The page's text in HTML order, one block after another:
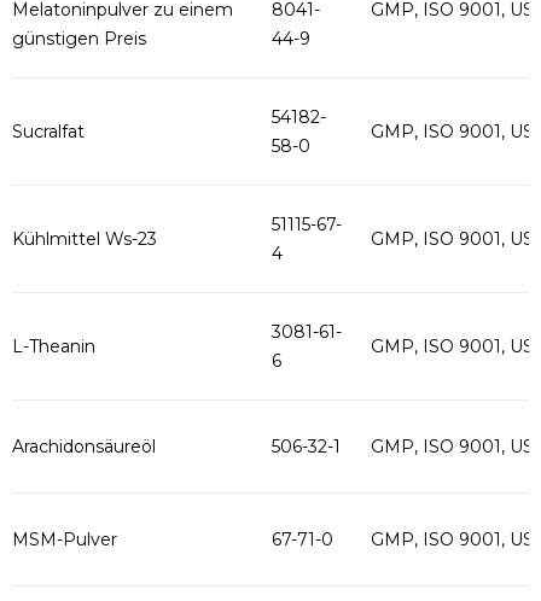
Melatoninpulver zu einem
günstigen Preis
8041-
44-9
GMP, ISO 9001,
Sucralfat
54182-
58-0
GMP, ISO 9001,
Kühlmittel Ws-23
51115-67-
4
GMP, ISO 9001,
L-Theanin
3081-61-
6
GMP, ISO 9001,
Arachidonsäureöl 506-32-1 GMP, ISO 9001,
MSM-Pulver 67-71-0 GMP, ISO 9001,